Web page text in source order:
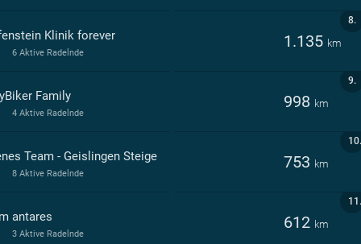
8.
Klinik forever 1.135 km
6 Aktive Radelnde
9.
Family 998 km
4 Aktive Radelnde
10.
Team - Geislingen Steige 753 km
8 Aktive Radelnde
11.
antares 612 km
3 Aktive Radelnde